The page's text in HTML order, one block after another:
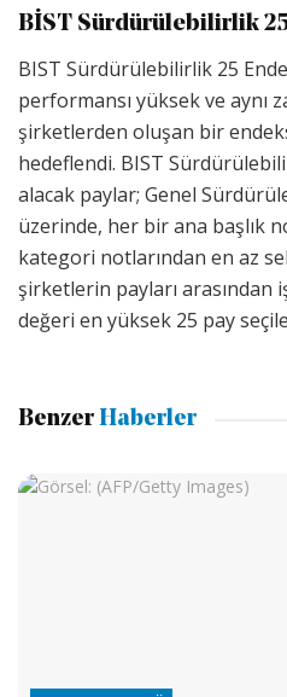
BİST Sürdürülebilirlik
BIST Sürdürülebilirlik 25
performansı yüksek ve aynı
şirketlerden oluşan bir
hedeflendi. BIST
alacak paylar; Genel
üzerinde, her bir ana başlık
kategori notlarından en az
şirketlerin payları arasından
değeri en yüksek 25 pay
Benzer Haberler